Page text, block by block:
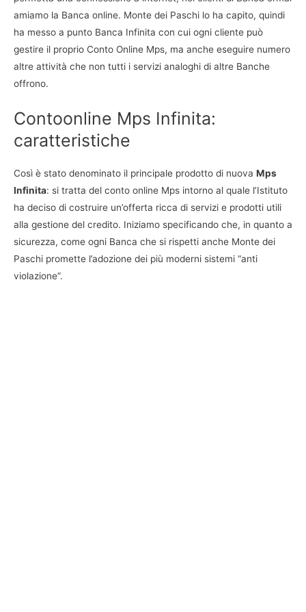
amiamo la Banca online. Monte dei Paschi lo ha capito, quindi
ha messo a punto Banca Infinita con cui ogni cliente può
gestire il proprio Conto Online Mps, ma anche eseguire numero
altre attività che non tutti i servizi analoghi di altre Banche
offrono.
Contoonline Mps Infinita:
caratteristiche
Così è stato denominato il principale prodotto di nuova Mps
Infinita: si tratta del conto online Mps intorno al quale l’Istituto
ha deciso di costruire un’offerta ricca di servizi e prodotti utili
alla gestione del credito. Iniziamo specificando che, in quanto a
sicurezza, come ogni Banca che si rispetti anche Monte dei
Paschi promette l’adozione dei più moderni sistemi “anti
violazione”.